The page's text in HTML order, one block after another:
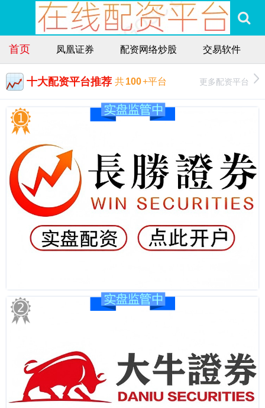
首页 凤凰证券 配资网络炒股 交易软件
十大配资平台推荐 共100+平台 更多配资平台